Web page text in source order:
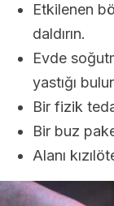
Etkilenen
daldırın.
Evde
yastığı
Bir fizik
Bir buz
Alanı